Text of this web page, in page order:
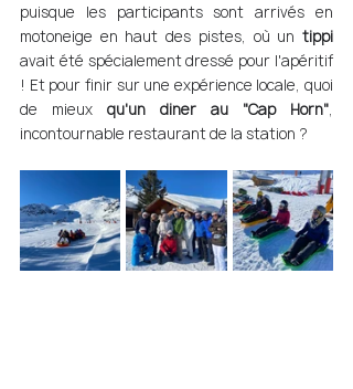
puisque les participants sont arrivés en
motoneige en haut des pistes, où un tippi
avait été spécialement dressé pour l'apéritif
! Et pour finir sur une expérience locale, quoi
de mieux qu'un diner au "Cap Horn",
incontournable restaurant de la station ?